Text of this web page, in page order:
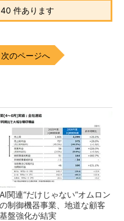
件あります
次のページへ
AI関連“だけじゃない”オムロン
の制御機器事業、地道な顧客
基盤強化が結実